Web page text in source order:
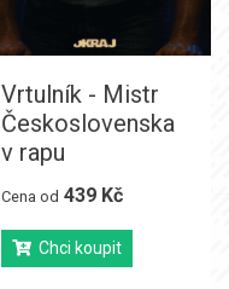
Vrtulník - Mistr
Československa
v rapu
Cena od 439 Kč
Chci koupit